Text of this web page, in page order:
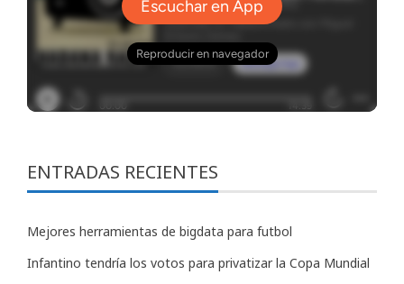
ENTRADAS RECIENTES
Mejores herramientas de bigdata para futbol
Infantino tendría los votos para privatizar la Copa Mundial